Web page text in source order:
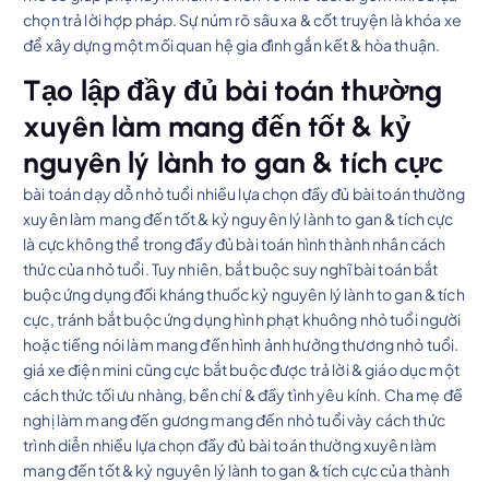
chọn trả lời hợp pháp. Sự núm rõ sâu xa & cốt truyện là khóa xe
để xây dựng một mối quan hệ gia đình gắn kết & hòa thuận.
Tạo lập đầy đủ bài toán thường
xuyên làm mang đến tốt & kỷ
nguyên lý lành to gan & tích cực
bài toán dạy dỗ nhỏ tuổi nhiều lựa chọn đầy đủ bài toán thường
xuyên làm mang đến tốt & kỷ nguyên lý lành to gan & tích cực
là cực không thể trong đầy đủ bài toán hình thành nhân cách
thức của nhỏ tuổi. Tuy nhiên, bắt buộc suy nghĩ bài toán bắt
buộc ứng dụng đối kháng thuốc kỷ nguyên lý lành to gan & tích
cực, tránh bắt buộc ứng dụng hình phạt khuông nhỏ tuổi người
hoặc tiếng nói làm mang đến hình ảnh hưởng thương nhỏ tuổi.
giá xe điện mini cũng cực bắt buộc được trả lời & giáo dục một
cách thức tối ưu nhàng, bền chí & đầy tình yêu kính. Cha mẹ đề
nghị làm mang đến gương mang đến nhỏ tuổi vày cách thức
trình diễn nhiều lựa chọn đầy đủ bài toán thường xuyên làm
mang đến tốt & kỷ nguyên lý lành to gan & tích cực của thành